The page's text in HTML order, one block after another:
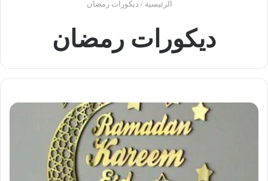
الرئيسية / ديكورات رمضان
ديكورات رمضان